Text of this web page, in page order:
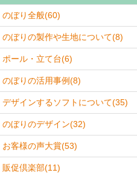
のぼり全般(60)
のぼりの製作や生地について(8)
ポール・立て台(6)
のぼりの活用事例(8)
デザインするソフトについて(35)
のぼりのデザイン(32)
お客様の声大賞(53)
販促倶楽部(11)